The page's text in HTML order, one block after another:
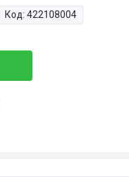
Код: 422108004